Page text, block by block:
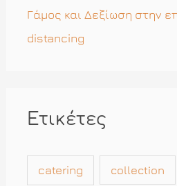
Γάμος και Δεξίωση στην
distancing
Ετικέτες
catering collection